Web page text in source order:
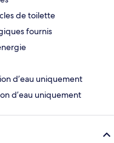
de toilette
fournis
d’eau uniquement
d’eau uniquement